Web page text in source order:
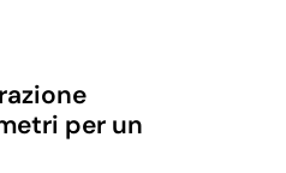
per un